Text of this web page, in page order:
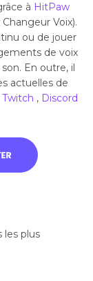
à HitPaw
Voix).
ou de jouer
de voix
En outre, il
actuelles de
Twitch , Discord
les plus